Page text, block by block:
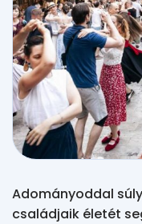
Adományoddal
családjaik életét